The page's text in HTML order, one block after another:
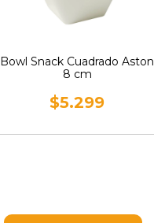
Bowl Snack Cuadrado Aston
8 cm
$5.299